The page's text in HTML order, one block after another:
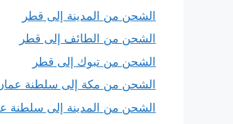
الشحن من المدينة إلى قطر
الشحن من الطائف إلى قطر
الشحن من تبوك إلى قطر
الشحن من مكة إلى سلطنة
الشحن من المدينة إلى سلطنة